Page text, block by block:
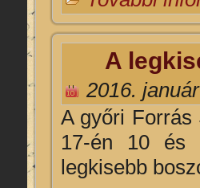
A
2016.
A győri Forrás
17-én 10 és
legkisebb